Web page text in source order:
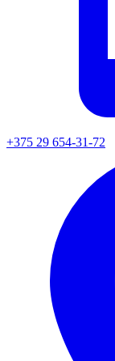
+375 29 654-31-72